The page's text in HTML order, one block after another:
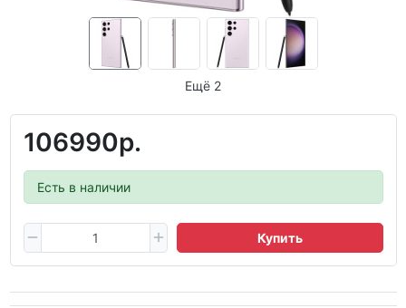
Ещё 2
106990р.
Есть в наличии
Купить